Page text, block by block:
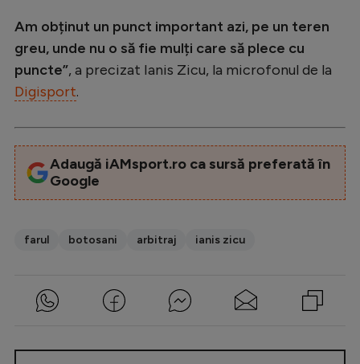
Am obținut un punct important azi, pe un teren
greu, unde nu o să fie mulți care să plece cu
puncte”, a precizat Ianis Zicu, la microfonul de la
Digisport.
Adaugă iAMsport.ro ca sursă preferată în
Google
farul botosani arbitraj ianis zicu